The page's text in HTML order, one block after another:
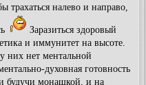
налево и направо,
Заразиться здоровый
и иммунитет на высоте.
них нет ментальной
духовная готовность
и будучи монашкой, и на